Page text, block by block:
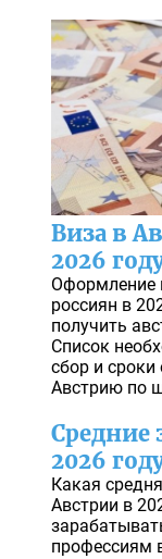
Виза в
2026
Оформление
россиян в
получить
Список
сбор и
Австрию по
Средние
2026
Какая
Австрии в
профессиям